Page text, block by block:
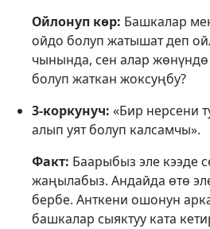
Ойлонуп көр: Башкалар
ойдо болуп жатышат деп
чынында, сен алар жөнүндө
болуп жаткан жоксуңбу?
3-коркунуч: «Бир нерсени
алып уят болуп калсамчы».
Факт: Баарыбыз эле кээде
жаңылабыз. Андайда өтө
бербе. Анткени ошонун
башкалар сыяктуу ката